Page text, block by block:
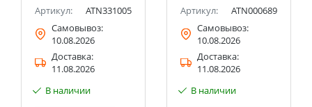
Артикул:
ATN331005
Самовывоз:
10.08.2026
Доставка:
11.08.2026
В наличии
Артикул:
ATN000689
Самовывоз:
10.08.2026
Доставка:
11.08.2026
В наличии